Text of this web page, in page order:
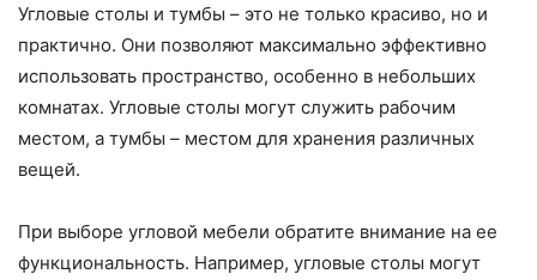
Угловые столы и тумбы – это не только красиво, но и
практично. Они позволяют максимально эффективно
использовать пространство, особенно в небольших
комнатах. Угловые столы могут служить рабочим
местом, а тумбы – местом для хранения различных
вещей.
При выборе угловой мебели обратите внимание на ее
функциональность. Например, угловые столы могут